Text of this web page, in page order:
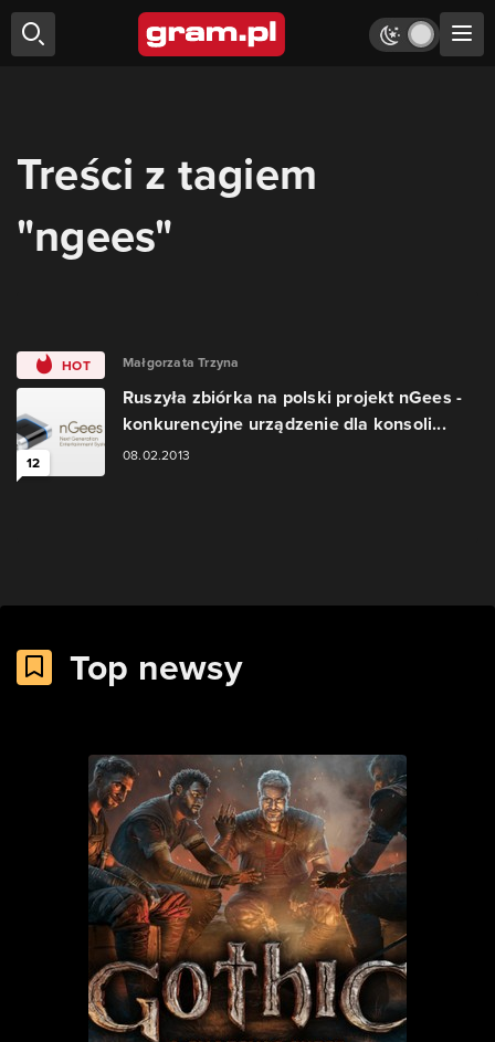
Treści z tagiem
"ngees"
HOT
12
Małgorzata Trzyna
Ruszyła zbiórka na polski projekt nGees -
konkurencyjne urządzenie dla konsoli...
08.02.2013
Top newsy